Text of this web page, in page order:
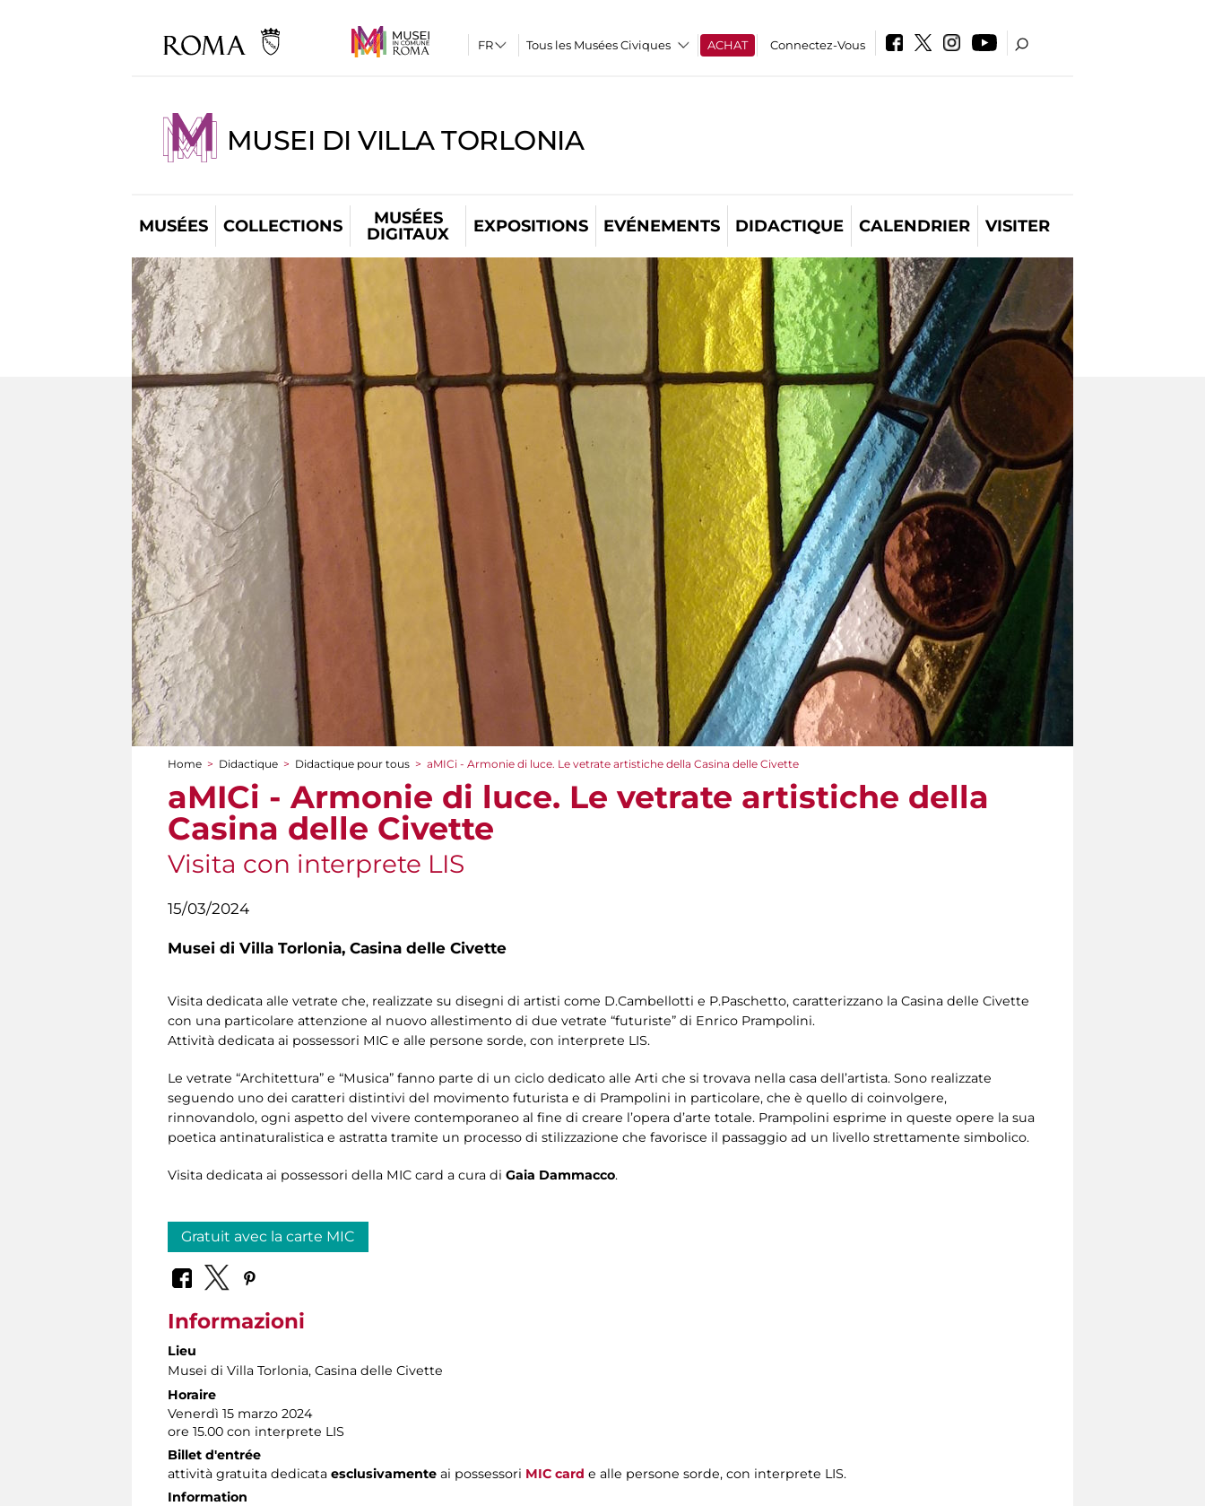
Tous les Musées Civiques ACHAT Connectez-Vous
MUSEI DI VILLA TORLONIA
MUSÉES COLLECTIONS
MUSÉES
DIGITAUX
EXPOSITIONS EVÉNEMENTS DIDACTIQUE CALENDRIER VISITER
You are here
Home > Didactique > Didactique pour tous > aMICi - Armonie di luce. Le vetrate artistiche della Casina delle Civette
aMICi - Armonie di luce. Le vetrate artistiche della
Casina delle Civette
Visita con interprete LIS
15/03/2024
Musei di Villa Torlonia, Casina delle Civette
Visita dedicata alle vetrate che, realizzate su disegni di artisti come D.Cambellotti e P.Paschetto, caratterizzano la Casina delle Civette
con una particolare attenzione al nuovo allestimento di due vetrate “futuriste” di Enrico Prampolini.
Attività dedicata ai possessori MIC e alle persone sorde, con interprete LIS.
Le vetrate “Architettura” e “Musica” fanno parte di un ciclo dedicato alle Arti che si trovava nella casa dell’artista. Sono realizzate
seguendo uno dei caratteri distintivi del movimento futurista e di Prampolini in particolare, che è quello di coinvolgere,
rinnovandolo, ogni aspetto del vivere contemporaneo al fine di creare l’opera d’arte totale. Prampolini esprime in queste opere la sua
poetica antinaturalistica e astratta tramite un processo di stilizzazione che favorisce il passaggio ad un livello strettamente simbolico.
Visita dedicata ai possessori della MIC card a cura di Gaia Dammacco.
Gratuit avec la carte MIC
Informazioni
Lieu
Musei di Villa Torlonia, Casina delle Civette
Horaire
Venerdì 15 marzo 2024
ore 15.00 con interprete LIS
Billet d'entrée
attività gratuita dedicata esclusivamente ai possessori MIC card e alle persone sorde, con interprete LIS.
Information